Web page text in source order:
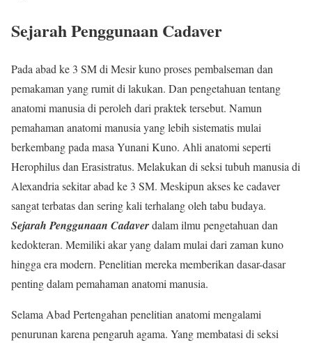
Sejarah Penggunaan Cadaver
Pada abad ke 3 SM di Mesir kuno proses pembalseman dan
pemakaman yang rumit di lakukan. Dan pengetahuan tentang
anatomi manusia di peroleh dari praktek tersebut. Namun
pemahaman anatomi manusia yang lebih sistematis mulai
berkembang pada masa Yunani Kuno. Ahli anatomi seperti
Herophilus dan Erasistratus. Melakukan di seksi tubuh manusia di
Alexandria sekitar abad ke 3 SM. Meskipun akses ke cadaver
sangat terbatas dan sering kali terhalang oleh tabu budaya.
Sejarah Penggunaan Cadaverdalam ilmu pengetahuan dan
kedokteran. Memiliki akar yang dalam mulai dari zaman kuno
hingga era modern. Penelitian mereka memberikan dasar-dasar
penting dalam pemahaman anatomi manusia.
Selama Abad Pertengahan penelitian anatomi mengalami
penurunan karena pengaruh agama. Yang membatasi di seksi